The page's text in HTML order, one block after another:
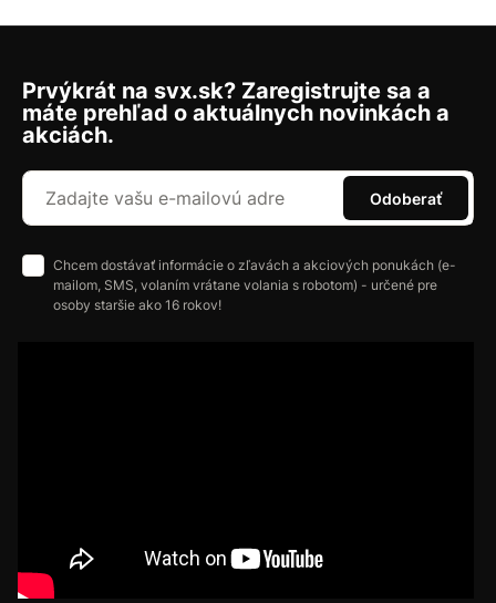
Prvýkrát na svx.sk? Zaregistrujte sa a
máte prehľad o aktuálnych novinkách a
akciách.
Odoberať
Chcem dostávať informácie o zľavách a akciových ponukách (e-
mailom, SMS, volaním vrátane volania s robotom) - určené pre
osoby staršie ako 16 rokov!